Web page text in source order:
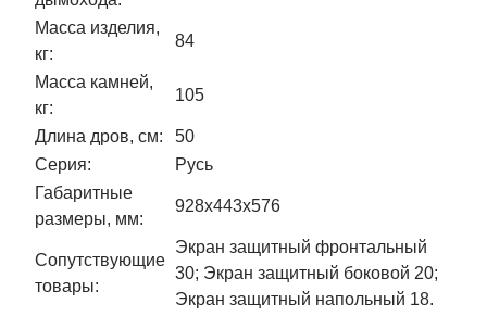
Масса изделия,
кг:
84
Масса камней,
кг:
105
Длина дров, см:
50
Серия:
Русь
Габаритные
размеры, мм:
928x443x576
Сопутствующие
товары:
Экран защитный фронтальный
30; Экран защитный боковой 20;
Экран защитный напольный 18.